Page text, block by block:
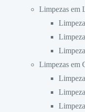
Limpezas em
Limpezas em